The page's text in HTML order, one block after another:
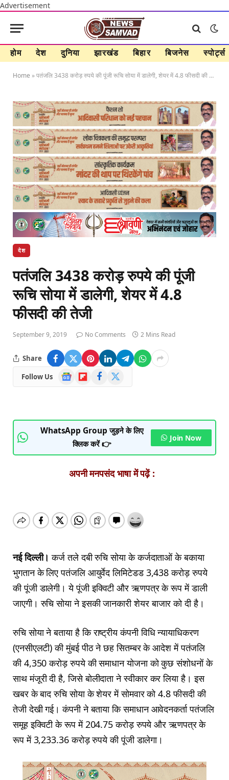
Advertisement
होम देश दुनिया झारखंड बिहार बिजनेस स्पोर्ट्स
Home »पतंजलि 3438 करोड़ रुपये की पूंजी रूचि सोया में डालेगी, शेयर में 4.8 फीसदी की तेजी
देश
पतंजलि 3438 करोड़ रुपये की पूंजी
रूचि सोया में डालेगी, शेयर में 4.8
फीसदी की तेजी
September 9, 2019 No Comments 2 Mins Read
Share
Follow Us
Google
News
FlipboardFacebook
WhatsApp Group जुड़ने के लिए
क्लिक करें 👉
Join Now
अपनी मनपसंद भाषा में पढ़ें :
नई दिल्‍ली। कर्ज तले दबी रुचि सोया के कर्जदाताओं के बकाया
भुगतान के लिए पतंजलि आयुर्वेद लिमिटेडड 3,438 करोड़ रुपये
की पूंजी डालेगी। ये पूंजी इक्विटी और ऋणपत्र के रूप में डाली
जाएगी। रुचि सोया ने इसकी जानकारी शेयर बाजार को दी है।
रुचि सोया ने बताया है कि राष्ट्रीय कंपनी विधि न्यायाधिकरण
(एनसीएलटी) की मुंबई पीठ ने छह सितम्बर के आदेश में पतंजलि
की 4,350 करोड़ रुपये की समाधान योजना को कुछ संशोधनों के
साथ मंजूरी दी है, जिसे बोलीदाता ने स्वीकार कर लिया है। इस
खबर के बाद रुचि सोया के शेयर में सोमवार को 4.8 फीसदी की
तेजी देखी गई। कंपनी ने बताया कि समाधान आवेदनकर्ता पतंजलि
समूह इक्विटी के रूप में 204.75 करोड़ रुपये और ऋणपत्र के
रूप में 3,233.36 करोड़ रुपये की पूंजी डालेगा।